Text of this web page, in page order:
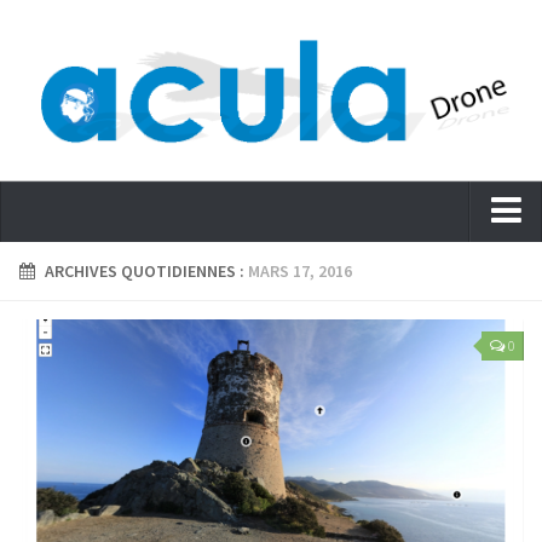
Accueil
Services
Cinéma – Journalisme
Promouvoir
Immobilier
ARCHIVES QUOTIDIENNES : MARS 17, 2016
0